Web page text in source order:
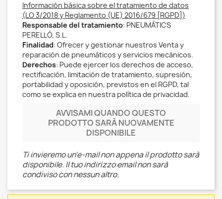
Información básica sobre el tratamiento de datos
(LO 3/2018 y Reglamento (UE) 2016/679 [RGPD])
Responsable del tratamiento: PNEUMÀTICS
PERELLÓ, S.L.
Finalidad: Ofrecer y gestionar nuestros Venta y
reparación de pneumáticos y servicios mecánicos.
Derechos: Puede ejercer los derechos de acceso,
rectificación, limitación de tratamiento, supresión,
portabilidad y oposición, previstos en el RGPD, tal
como se explica en nuestra política de privacidad.
AVVISAMI QUANDO QUESTO
PRODOTTO SARÀ NUOVAMENTE
DISPONIBILE
Ti invieremo un'e-mail non appena il prodotto sarà
disponibile. Il tuo indirizzo email non sarà
condiviso con nessun altro.